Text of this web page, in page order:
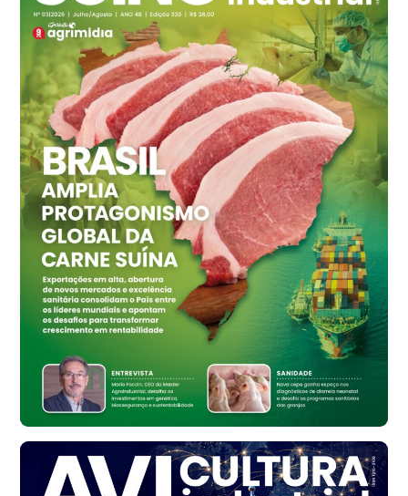
R$ 145,34
cx
Ovo Vermelho - Regional
Grande São Paulo (SP)
R$ 155,59
cx
Ovo Vermelho - Regional
Vermelho
R$ 159,31
cx
Ovo Branco - Regional
Bastos (SP)
R$ 134,40
cx
Ovo Vermelho - Regional
Bastos (SP)
R$ 147,87
cx
Frango - Indicador
R$ 7,13